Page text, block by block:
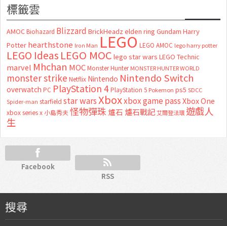
標籤雲
AMOC Biohazard Blizzard BrickHeadz elden ring Gundam Harry
Potter hearthstone Iron Man LEGO LEGO AMOC lego harry potter
LEGO Ideas LEGO MOC lego star wars LEGO Technic
marvel Mhchan MOC Monster Hunter MONSTER HUNTER WORLD
monster strike Netflix Nintendo Nintendo Switch
overwatch PC PlayStation 4 PlayStation 5 Pokemon ps5 SDCC
Spider-man starfield star warsXboxxbox game passXbox One
xbox series x 小島秀夫怪物彈珠 爐石 爐石戰記艾爾登法環 遊戲人
生
Facebook
RSS
搜尋